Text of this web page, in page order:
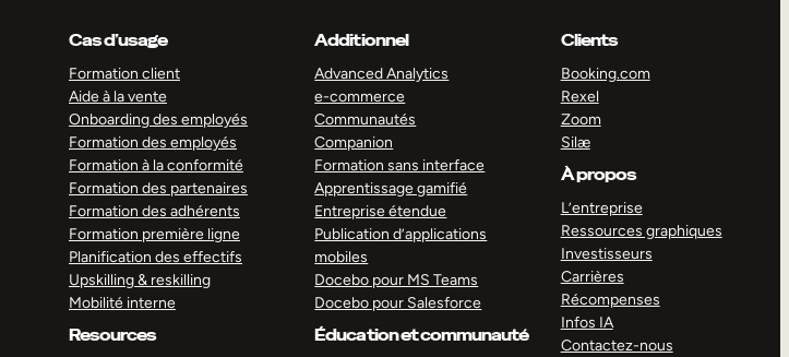
Cas d’usage
Formation client
Aide à la vente
Onboarding des employés
Formation des employés
Formation à la conformité
Formation des partenaires
Formation des adhérents
Formation première ligne
Planification des effectifs
Upskilling & reskilling
Mobilité interne
Resources
Additionnel
Advanced Analytics
e-commerce
Communautés
Companion
Formation sans interface
Apprentissage gamifié
Entreprise étendue
Publication d’applications
mobiles
Docebo pour MS Teams
Docebo pour Salesforce
Éducation et communauté
Clients
Booking.com
Rexel
Zoom
Silæ
À propos
L’entreprise
Ressources graphiques
Investisseurs
Carrières
Récompenses
Infos IA
Contactez-nous